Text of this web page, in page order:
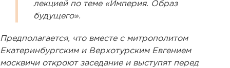
лекцией по теме «Империя. Образ
будущего».
Предполагается, что вместе с митрополитом
Екатеринбургским и Верхотурским Евгением
москвичи откроют заседание и выступят перед